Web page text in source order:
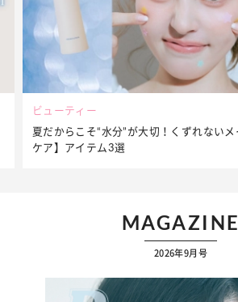
ビューティー
夏だからこそ“水分”が大切！くずれない
ケア】アイテム3選
MAGAZINE
2026年9月号